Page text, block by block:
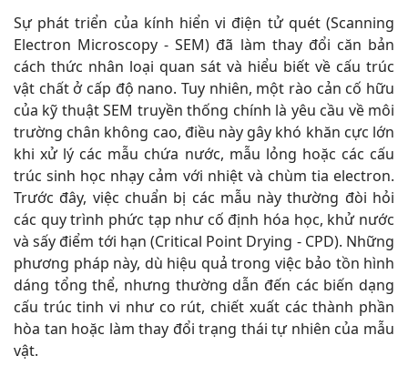
Sự phát triển của kính hiển vi điện tử quét (Scanning
Electron Microscopy - SEM) đã làm thay đổi căn bản
cách thức nhân loại quan sát và hiểu biết về cấu trúc
vật chất ở cấp độ nano. Tuy nhiên, một rào cản cố hữu
của kỹ thuật SEM truyền thống chính là yêu cầu về môi
trường chân không cao, điều này gây khó khăn cực lớn
khi xử lý các mẫu chứa nước, mẫu lỏng hoặc các cấu
trúc sinh học nhạy cảm với nhiệt và chùm tia electron.
Trước đây, việc chuẩn bị các mẫu này thường đòi hỏi
các quy trình phức tạp như cố định hóa học, khử nước
và sấy điểm tới hạn (Critical Point Drying - CPD). Những
phương pháp này, dù hiệu quả trong việc bảo tồn hình
dáng tổng thể, nhưng thường dẫn đến các biến dạng
cấu trúc tinh vi như co rút, chiết xuất các thành phần
hòa tan hoặc làm thay đổi trạng thái tự nhiên của mẫu
vật.